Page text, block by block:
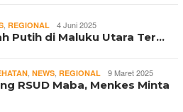
, REGIONAL 4 Juni 2025
Putih di Maluku Utara Ter…
, NEWS, REGIONAL 9 Maret 2025
RSUD Maba, Menkes Minta